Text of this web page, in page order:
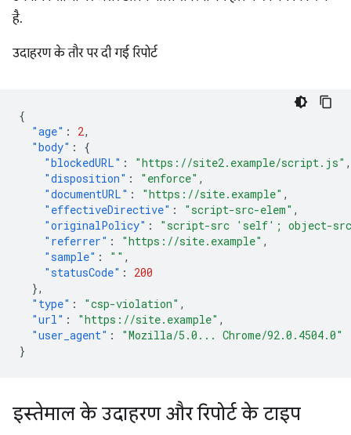
है.
उदाहरण के तौर पर दी गई रिपोर्ट
{
"age" : 2,
"body" :
{
"blockedURL" : "https://site2.example/script.js" ,
"disposition" : "enforce" ,
"documentURL" : "https://site.example" ,
"effectiveDirective" : "script-src-elem" ,
"originalPolicy" :
"script-src 'self'; object-src
"referrer" : "https://site.example" ,
"sample" : "" ,
"statusCode" :
200
},
"type" : "csp-violation" ,
"url" : "https://site.example" ,
"user_agent" :
"Mozilla/5.0... Chrome/92.0.4504.0"
}
इस्तेमाल के उदाहरण और रिपोर्ट के टाइप